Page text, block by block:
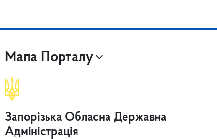
Мапа Порталу
Запорізька Обласна Державна
Адміністрація